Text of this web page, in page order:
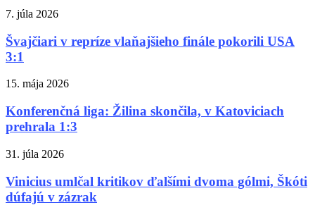
7. júla 2026
Švajčiari v repríze vlaňajšieho finále pokorili USA
3:1
15. mája 2026
Konferenčná liga: Žilina skončila, v Katoviciach
prehrala 1:3
31. júla 2026
Vinicius umlčal kritikov ďalšími dvoma gólmi, Škóti
dúfajú v zázrak